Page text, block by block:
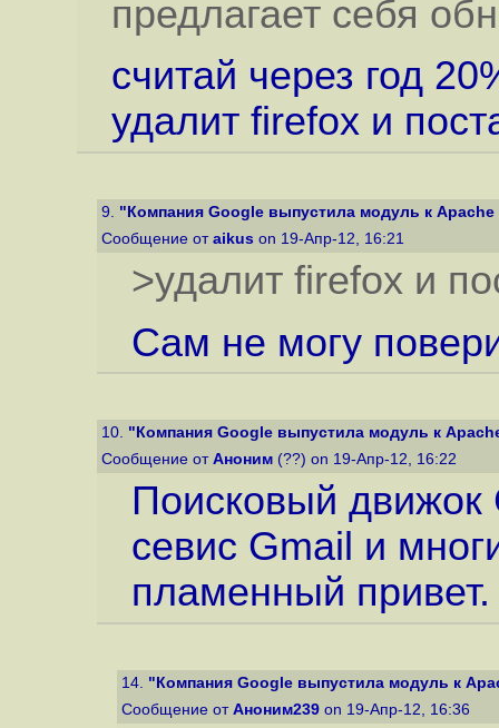
предлагает себя
считай через год
удалит firefox и
9. "Компания Google выпустила модуль к Apache
Сообщение от aikus on 19-Апр-12, 16:21
>удалит firefox и
Сам не могу
10. "Компания Google выпустила модуль к
Сообщение от Аноним (??) on 19-Апр-12, 16:22
Поисковый
севис Gmail и
пламенный привет.
14. "Компания Google выпустила модуль к
Сообщение от Аноним239 on 19-Апр-12, 16:36